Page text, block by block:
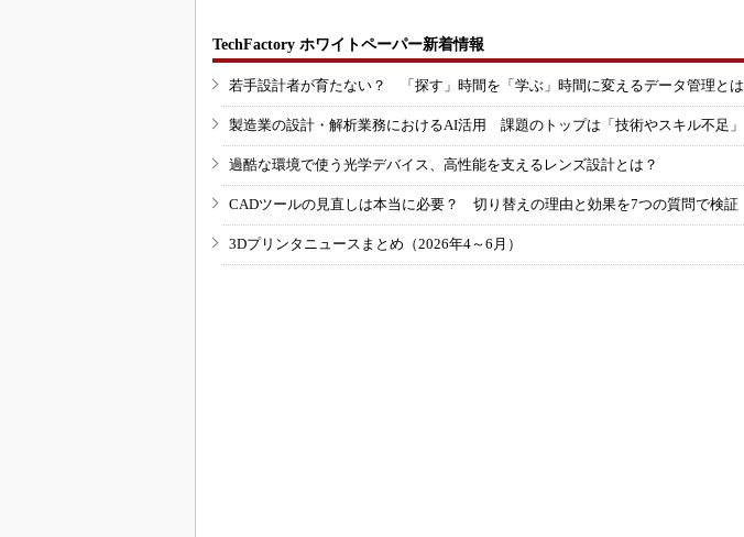
TechFactory ホワイトペーパー新着情報
若手設計者が育たない？ 「探す」時間を「学ぶ」時間に変えるデータ管理とは
製造業の設計・解析業務におけるAI活用 課題のトップは「技術やスキル不足」
過酷な環境で使う光学デバイス、高性能を支えるレンズ設計とは？
CADツールの見直しは本当に必要？ 切り替えの理由と効果を7つの質問で検証
3Dプリンタニュースまとめ（2026年4～6月）